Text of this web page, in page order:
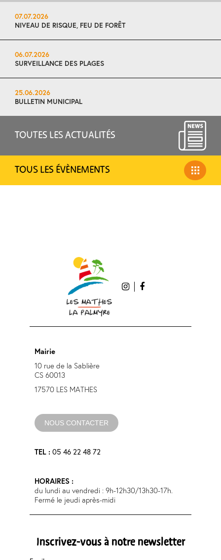
07.07.2026
NIVEAU DE RISQUE, FEU DE FORÊT
06.07.2026
SURVEILLANCE DES PLAGES
25.06.2026
BULLETIN MUNICIPAL
TOUTES LES ACTUALITÉS
TOUS LES ÉVÈNEMENTS
Mairie
10 rue de la Sablière
CS 60013
17570 LES MATHES
NOUS CONTACTER
TEL : 05 46 22 48 72
HORAIRES :
du lundi au vendredi : 9h-12h30/13h30-17h.
Fermé le jeudi après-midi
Inscrivez-vous à notre newsletter